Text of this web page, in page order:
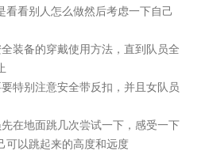
看看别人怎么做然后考虑一下自己
装备的穿戴使用方法，直到队员全
特别注意安全带反扣，并且女队员
在地面跳几次尝试一下，感受一下
可以跳起来的高度和远度